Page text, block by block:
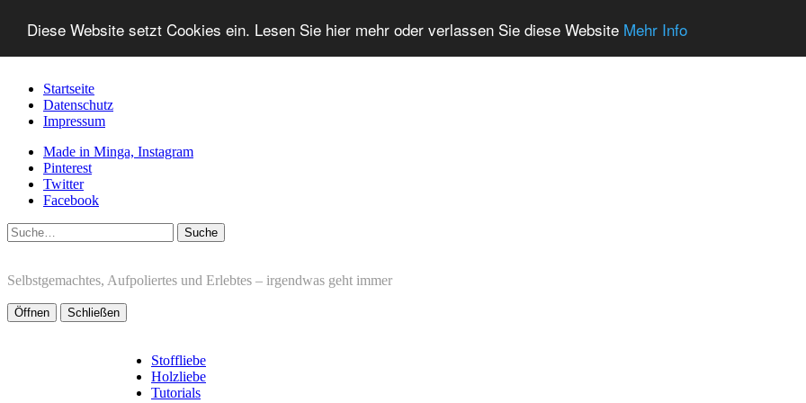
Diese Website setzt Cookies ein. Lesen Sie hier mehr oder verlassen Sie diese Website Mehr Info
Startseite
Datenschutz
Impressum
Made in Minga, Instagram
Pinterest
Twitter
Facebook
Suche
Selbstgemachtes, Aufpoliertes und Erlebtes – irgendwas geht immer
Öffnen Schließen
Stoffliebe
Holzliebe
Tutorials